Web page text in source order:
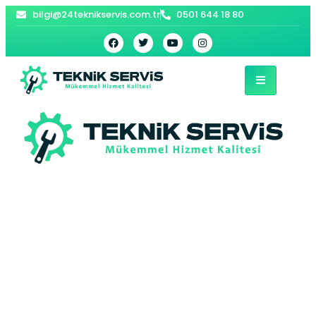
bilgi@24teknikservis.com.tr 0501 644 18 80